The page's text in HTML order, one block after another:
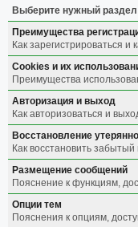
Выберите нужный раздел
Преимущества
Как зарегистрироваться
Cookies и их
Преимущества
Авторизация и выход
Как авторизоваться и
Восстановление
Как восстановить
Размещение сообщений
Пояснение к функциям,
Опции тем
Пояснения к опциям,